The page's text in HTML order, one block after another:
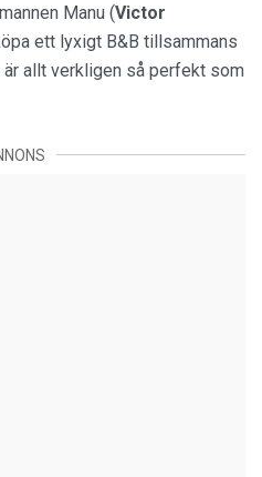
Manu (Victor
ett lyxigt B&B tillsammans
allt verkligen så perfekt som